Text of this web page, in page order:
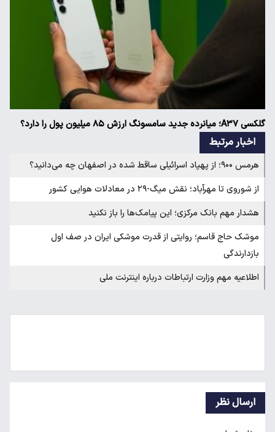
گلکسی A۳۷؛ میانرده جدید سامسونگ ارزش ۸۵ میلیون پول را دارد؟
اخبار مرتبط
هرمس ۹۰۰؛ از پهپاد اسرائیلی ساقط شده در اصفهان چه می‌دانید؟
از شوروی تا مهرآباد؛ نقش میگ-۲۹ در معادلات هوایی کشور
هشدار مهم بانک مرکزی؛ این پیامک‌ها را باز نکنید
موشک حاج قاسم؛ روایتی از قدرت موشکی ایران در صف اول
بازدارندگی
اطلاعیه مهم وزارت ارتباطات درباره اینترنت ملی
ارسال نظر